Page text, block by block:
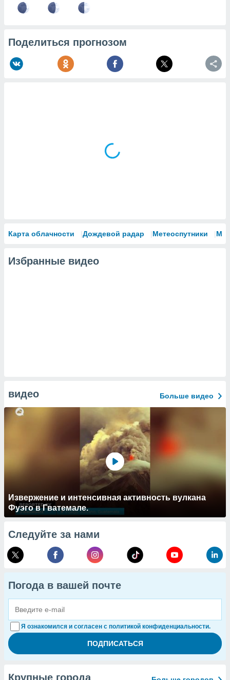
Поделиться прогнозом
Карта облачности Дождевой радар Метеоспутники
Избранные видео
видео Больше видео
Извержение и интенсивная активность вулкана
Фуэго в Гватемале.
Следуйте за нами
Погода в вашей почте
Я ознакомился и согласен с политикой конфиденциальности.
Крупные города